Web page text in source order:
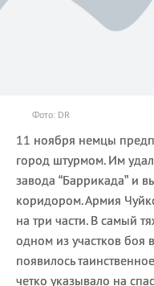
Фото: DR
11 ноября немцы
город штурмом. Им
завода “Баррикада” и
коридором. Армия
на три части. В самый
одном из участков боя
появилось
четко указывало на